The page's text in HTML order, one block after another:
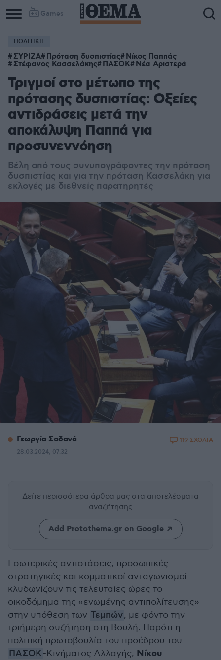
Games
ΠΟΛΙΤΙΚΗ
ΣΥΡΙΖΑ Πρόταση δυσπιστίας Νίκος Παππάς
Στέφανος Κασσελάκης ΠΑΣΟΚ Νέα Αριστερά
Τριγμοί στο μέτωπο της
πρότασης δυσπιστίας: Οξείες
αντιδράσεις μετά την
αποκάλυψη Παππά για
προσυνεννόηση
Βέλη από τους συνυπογράφοντες την πρόταση
δυσπιστίας και για την πρόταση Κασσελάκη για
εκλογές με διεθνείς παρατηρητές
Γεωργία Σαδανά
28.03.2024, 07:32
119 ΣΧΟΛΙΑ
Δείτε περισσότερα άρθρα μας στα αποτελέσματα
αναζήτησης
Add Protothema.gr on Google
Εσωτερικές αντιστάσεις, προσωπικές
στρατηγικές και κομματικοί ανταγωνισμοί
κλυδωνίζουν τις τελευταίες ώρες το
οικοδόμημα της «ενωμένης αντιπολίτευσης»
στην υπόθεση των Τεμπών, με φόντο την
τριήμερη συζήτηση στη Βουλή. Παρότι η
πολιτική πρωτοβουλία του προέδρου του
ΠΑΣΟΚ-Κινήματος Αλλαγής, Νίκου